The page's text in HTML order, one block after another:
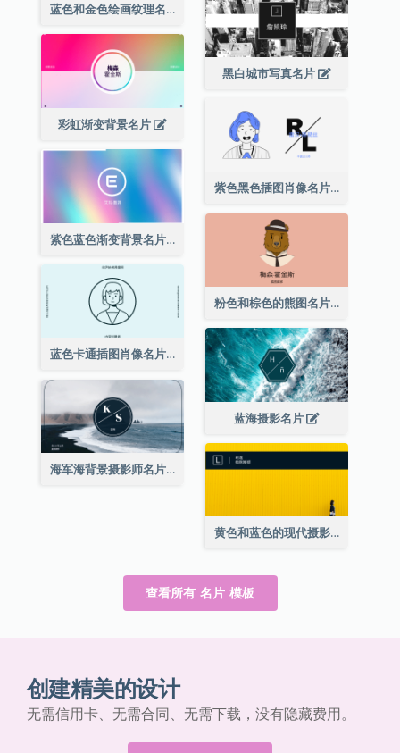
蓝色和金色绘画纹理名片
黑白城市写真名片
彩虹渐变背景名片
紫色黑色插图肖像名片
紫色蓝色渐变背景名片
粉色和棕色的熊图名片
蓝色卡通插图肖像名片
蓝海摄影名片
海军海背景摄影师名片
黄色和蓝色的现代摄影师名片
查看所有 名片 模板
创建精美的设计
无需信用卡、无需合同、无需下载，没有隐藏费用。